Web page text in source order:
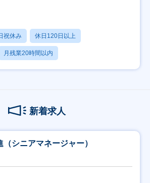
祝休み 休日120日以上
月残業20時間以内
新着求人
シニアマネージャー）